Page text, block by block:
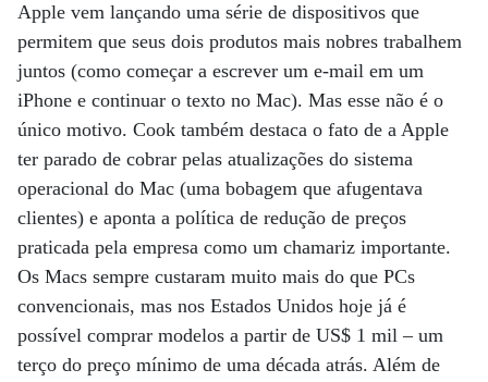
Apple vem lançando uma série de dispositivos que
permitem que seus dois produtos mais nobres trabalhem
juntos (como começar a escrever um e-mail em um
iPhone e continuar o texto no Mac). Mas esse não é o
único motivo. Cook também destaca o fato de a Apple
ter parado de cobrar pelas atualizações do sistema
operacional do Mac (uma bobagem que afugentava
clientes) e aponta a política de redução de preços
praticada pela empresa como um chamariz importante.
Os Macs sempre custaram muito mais do que PCs
convencionais, mas nos Estados Unidos hoje já é
possível comprar modelos a partir de US$ 1 mil – um
terço do preço mínimo de uma década atrás. Além de